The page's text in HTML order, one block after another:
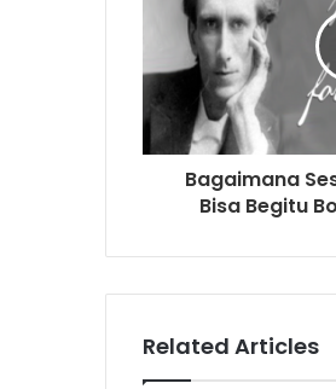
a
r
Bagaimana
Bisa Begitu
Related Articles